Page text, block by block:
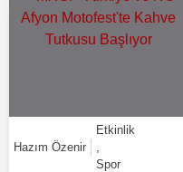
Hazım Özenir
Etkinlik
Spor